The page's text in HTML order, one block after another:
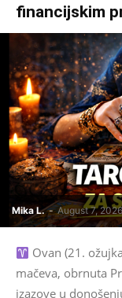
financijskim
Mika L. - August 7, 2026
Ovan (21.
mačeva, obrnuta
izazove u